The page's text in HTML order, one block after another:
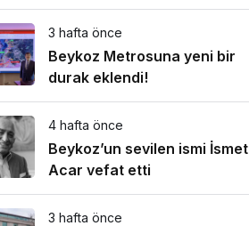
3 hafta önce
Beykoz Metrosuna yeni bir
durak eklendi!
4 hafta önce
Beykoz’un sevilen ismi İsmet
Acar vefat etti
3 hafta önce